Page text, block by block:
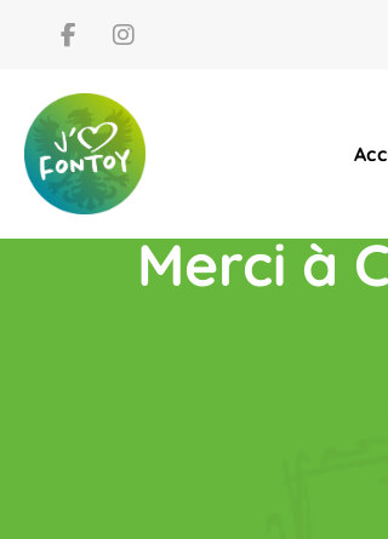
Merci à